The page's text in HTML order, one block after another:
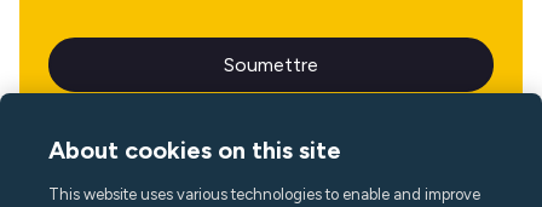
Langue
About cookies on this site
This website uses various technologies to enable and improve